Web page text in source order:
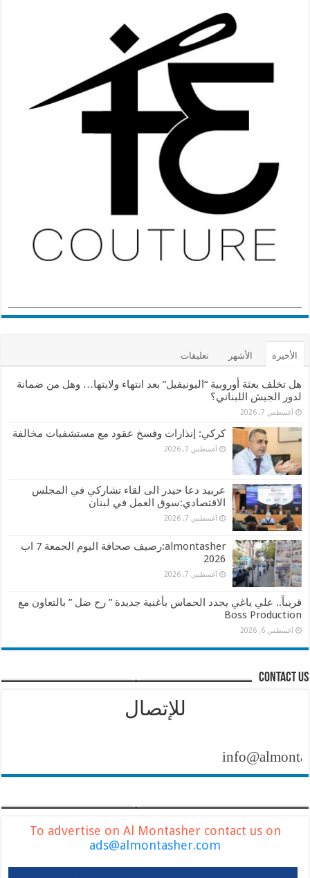
الأخيرة الأشهر تعليقات
هل تخلف بعثة أوروبية “اليونيفيل” بعد انتهاء ولايتها… وهل من ضمانة
لدور الجيش اللبناني؟
أغسطس 7, 2026
كركي: إنذارات وفسخ عقود مع مستشفيات مخالفة
أغسطس 7, 2026
عربيد دعا حيدر الى لقاء تشاركي في المجلس
الاقتصادي:سوق العمل في لبنان
أغسطس 7, 2026
almontasher:رصيف صحافة اليوم الجمعة 7 اب
2026
أغسطس 7, 2026
قريباً.. علي ياغي يجدد الحماس بأغنية جديدة ” رح ضل ” بالتعاون مع
Boss Production
أغسطس 6, 2026
contact us
للإتصال
To advertise on Al Montasher contact us on
ads@almontasher.com